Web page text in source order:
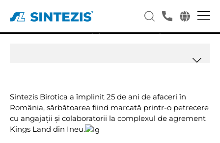
Aniversare Sintezis 25 de ani de
Sintezis Birotica a împlinit 25 de ani de afaceri în
România, sărbătoarea fiind marcată printr-o petrecere
cu angajaţii şi colaboratorii la complexul de agrement
Kings Land din Ineu.